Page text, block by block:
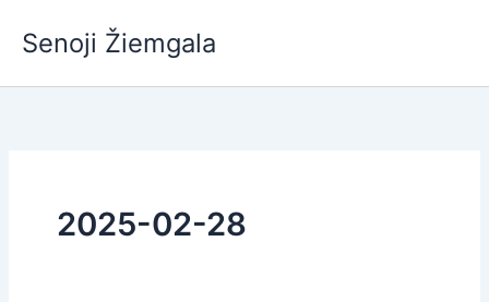
prieSenoji Žiemgala
2025-02-28